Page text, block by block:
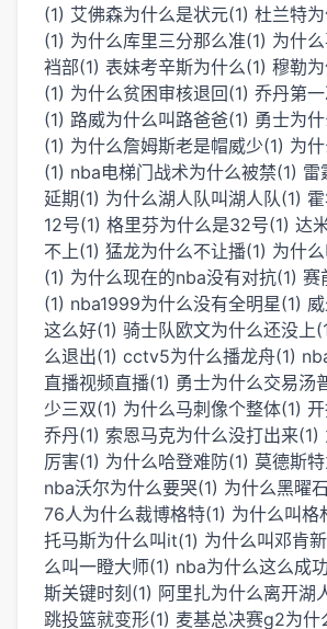
(1) 艾佛森为什么是状元(1) 杜兰特
(1) 为什么库里三分那么准(1) 为什
裆部(1) 表妹考辛斯为什么(1) 穆勒
(1) 为什么贫困审核退回(1) 乔丹第
(1) 路威为什么叫路爸爸(1) 勇士为
(1) 为什么詹姆斯老是帽威少(1) 为
(1) nba电梯门战术为什么被禁(1) 雷
延期(1) 为什么湖人队叫湖人队(1)
12号(1) 格里芬为什么是32号(1) 达
不上(1) 猛龙为什么不让播(1) 为什
(1) 为什么现在的nba没有对抗(1) 赛
(1) nba1999为什么没有全明星(1)
这么好(1) 骑士队欧文为什么还没上
么退出(1) cctv5为什么播龙舟(1)
直播视频直播(1) 勇士为什么交易汤
少三双(1) 为什么马刺像个整体(1)
乔丹(1) 索恩马克为什么没打出来(1)
厉害(1) 为什么哈登难防(1) 莫德斯
nba沃尔为什么要哭(1) 为什么黑曜
76人为什么裁博格特(1) 为什么叫格
托马斯为什么叫it(1) 为什么叫邓肯
么叫一瞪大师(1) nba为什么这么成
斯关键时刻(1) 阿里扎为什么离开湖
跳投篮就变形(1) 麦基总决赛g2为什